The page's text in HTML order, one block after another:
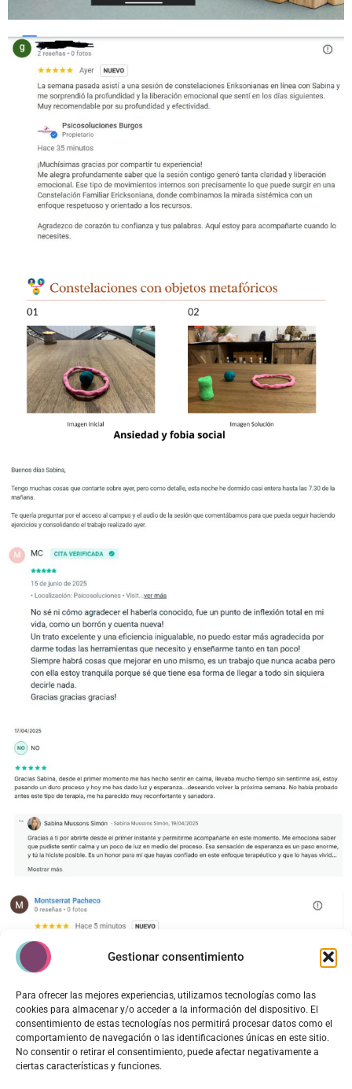
Gestionar consentimiento
Para ofrecer las mejores experiencias, utilizamos tecnologías como las
cookies para almacenar y/o acceder a la información del dispositivo. El
consentimiento de estas tecnologías nos permitirá procesar datos como el
comportamiento de navegación o las identificaciones únicas en este sitio.
No consentir o retirar el consentimiento, puede afectar negativamente a
ciertas características y funciones.